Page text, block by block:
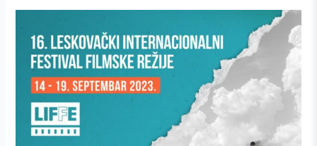
Младост
спонсор
актьорските
награди